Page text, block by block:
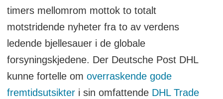
timers mellomrom mottok to totalt
motstridende nyheter fra to av verdens
ledende bjellesauer i de globale
forsyningskjedene. Der Deutsche Post DHL
kunne fortelle om overraskende gode
fremtidsutsikteri sin omfattende DHL Trade